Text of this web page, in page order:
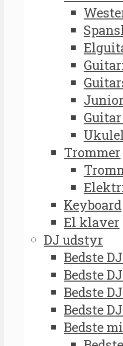
Trommer
Keyboard
El klaver
DJ udstyr
Bedste
Bedste
Bedste
Bedste
Bedste